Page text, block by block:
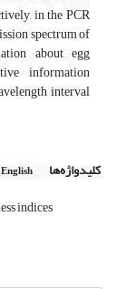
in the PCR
spectrum of
about egg
information
interval
کلیدواژه‌ها English
indices